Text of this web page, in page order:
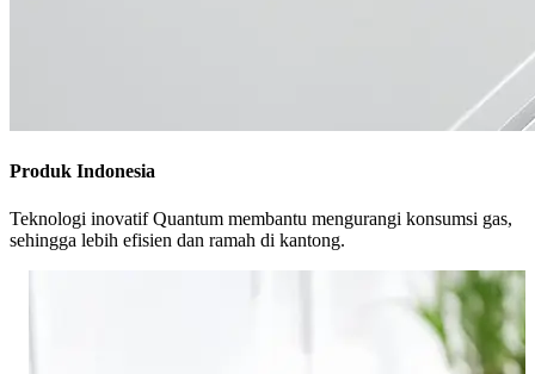
Produk Indonesia
Teknologi inovatif Quantum membantu mengurangi konsumsi gas,
sehingga lebih efisien dan ramah di kantong.